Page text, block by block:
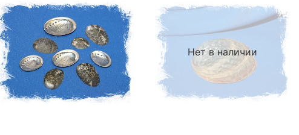
Нет в наличии